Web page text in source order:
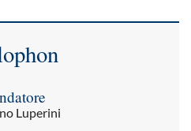
Luperini